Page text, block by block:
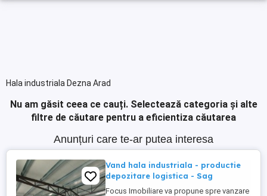
Hala industriala Dezna Arad
Nu am găsit ceea ce cauți. Selectează categoria și alte
filtre de căutare pentru a eficientiza căutarea
Anunțuri care te-ar putea interesa
Vand hala industriala - productie
depozitare logistica - Sag
Focus Imobiliare va propune spre vanzare